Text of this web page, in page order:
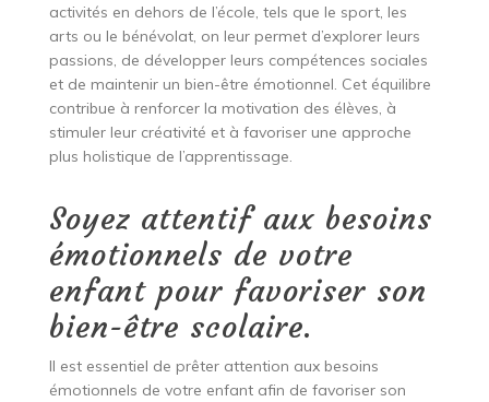
activités en dehors de l’école, tels que le sport, les
arts ou le bénévolat, on leur permet d’explorer leurs
passions, de développer leurs compétences sociales
et de maintenir un bien-être émotionnel. Cet équilibre
contribue à renforcer la motivation des élèves, à
stimuler leur créativité et à favoriser une approche
plus holistique de l’apprentissage.
Soyez attentif aux besoins
émotionnels de votre
enfant pour favoriser son
bien-être scolaire.
Il est essentiel de prêter attention aux besoins
émotionnels de votre enfant afin de favoriser son